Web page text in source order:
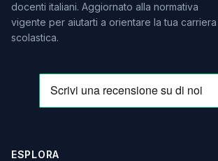
docenti italiani. Aggiornato alla normativa
vigente per aiutarti a orientare la tua carriera
scolastica.
ESPLORA